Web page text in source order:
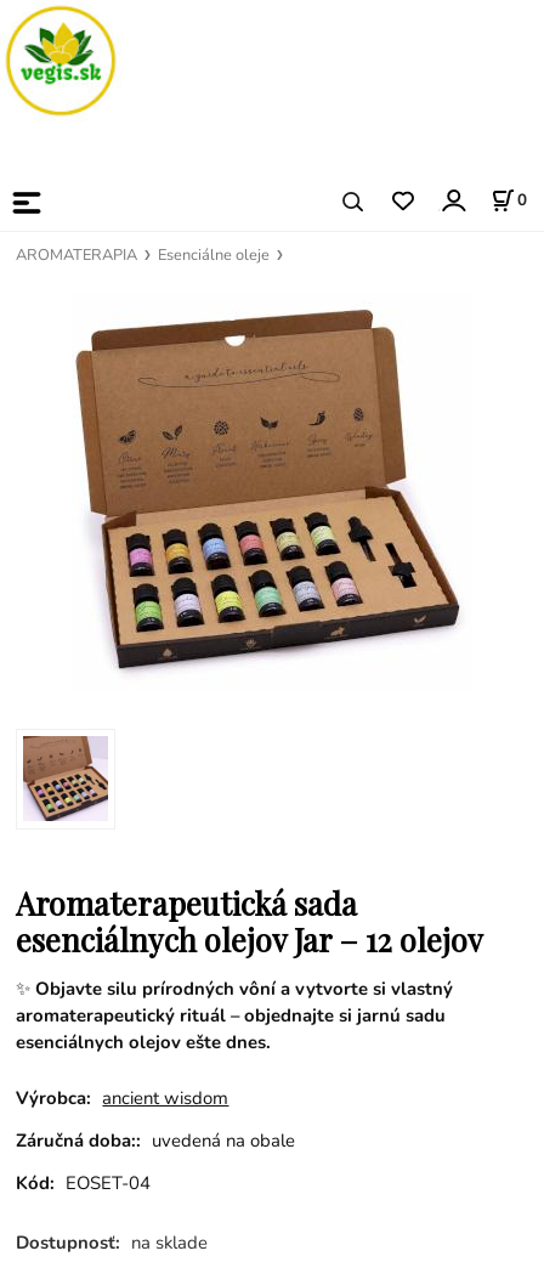
0
AROMATERAPIA Esenciálne oleje
Aromaterapeutická sada
esenciálnych olejov Jar – 12 olejov
✨Objavte silu prírodných vôní a vytvorte si vlastný
aromaterapeutický rituál – objednajte si jarnú sadu
esenciálnych olejov ešte dnes.
Výrobca: ancient wisdom
Záručná doba:: uvedená na obale
Kód: EOSET-04
Dostupnosť: na sklade